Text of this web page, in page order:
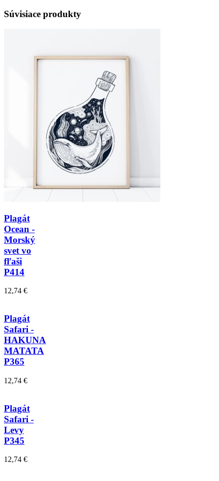
Súvisiace produkty
Plagát
Ocean -
Morský
svet vo
fľaši
P414
12,74 €
Plagát
Safari -
HAKUNA
MATATA
P365
12,74 €
Plagát
Safari -
Levy
P345
12,74 €